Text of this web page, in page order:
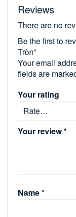
Reviews
There are no
Be the first to
Tròn”
Your email
fields are
Your rating
Your review*
Name*